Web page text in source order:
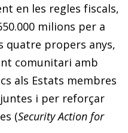
en les regles fiscals,
milions per a
quatre propers anys,
comunitari amb
als Estats membres
i per reforçar
(Security Action for